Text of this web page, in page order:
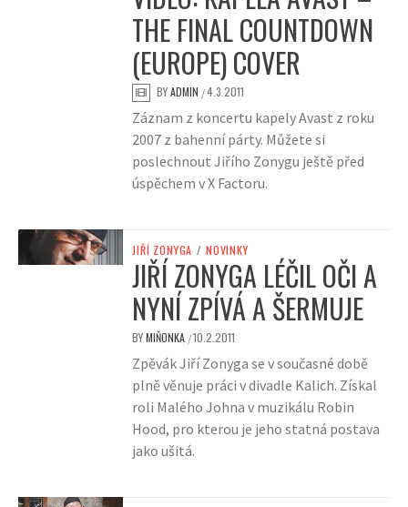
THE FINAL COUNTDOWN
(EUROPE) COVER
BYADMIN /4.3.2011
Záznam z koncertu kapely Avast z roku
2007 z bahenní párty. Můžete si
poslechnout Jiřího Zonygu ještě před
úspěchem v X Factoru.
JIŘÍ ZONYGA / NOVINKY
JIŘÍ ZONYGA LÉČIL OČI A
NYNÍ ZPÍVÁ A ŠERMUJE
BYMIŇONKA /10.2.2011
Zpěvák Jiří Zonyga se v současné době
plně věnuje práci v divadle Kalich. Získal
roli Malého Johna v muzikálu Robin
Hood, pro kterou je jeho statná postava
jako ušitá.